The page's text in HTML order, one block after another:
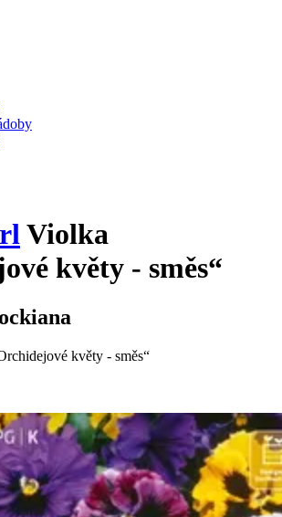
Violka
květy - směs“
květy - směs“